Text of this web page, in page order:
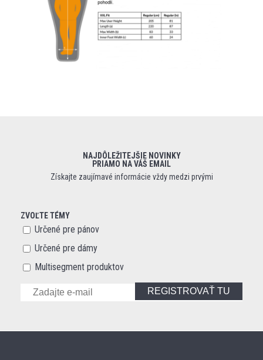
NAJDÔLEŽITEJŠIE NOVINKY
PRIAMO NA VÁŠ EMAIL
Získajte zaujímavé informácie vždy medzi prvými
ZVOĽTE TÉMY
Určené pre pánov
Určené pre dámy
Multisegment produktov
REGISTROVAŤ TU